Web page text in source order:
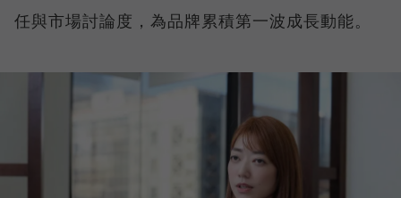
任與市場討論度，為品牌累積第一波成長動能。